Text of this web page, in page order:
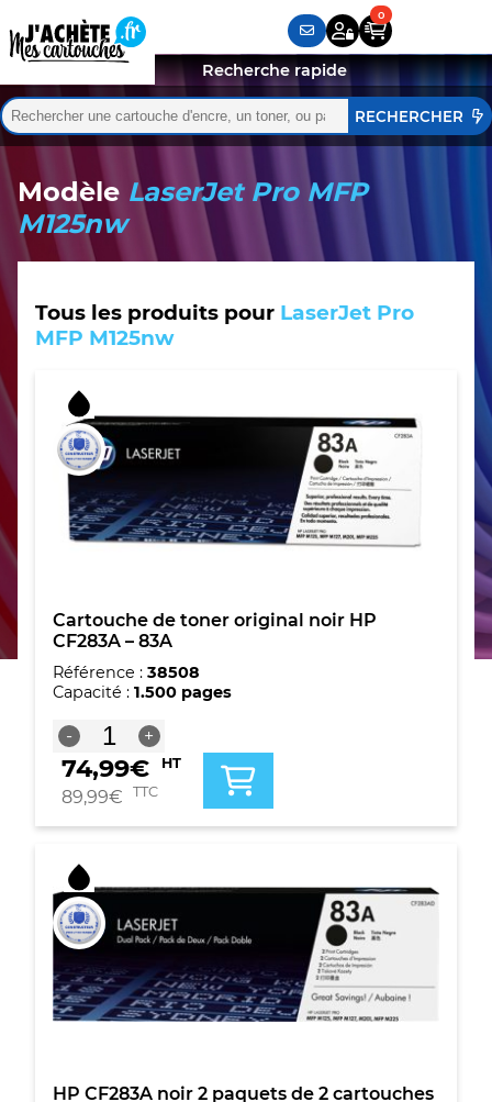
Rechercher :
Quand les résultats de l'auto-complétion sont
Recherche rapide
Modèle LaserJet Pro MFP
M125nw
Tous les produits pour LaserJet Pro
MFP M125nw
Cartouche de toner original noir HP
CF283A – 83A
Référence : 38508
Capacité : 1.500 pages
-
quantité
de
Cartouche
de
original
HP
CF283A
-
83A
+
74,99€ HT
89,99€ TTC
HP CF283A noir 2 paquets de 2 cartouches